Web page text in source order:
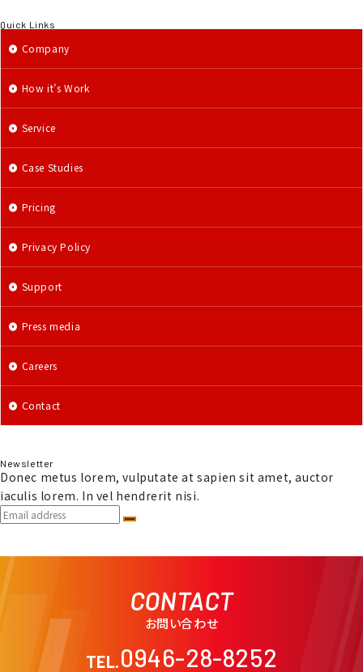
Quick Links
Company
How it’s Work
Service
Case Studies
Pricing
Privacy Policy
Support
Press media
Careers
Contact
Newsletter
Donec metus lorem, vulputate at sapien sit amet, auctor
iaculis lorem. In vel hendrerit nisi.
CONTACT
お問い合わせ
TEL.0946-28-8252